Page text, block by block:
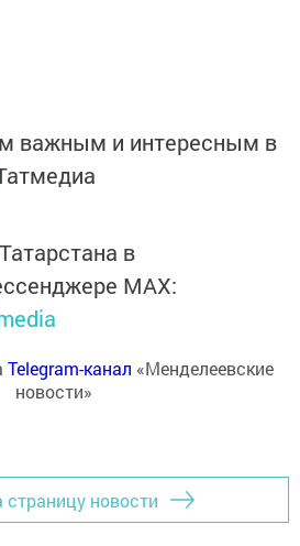
важным и интересным в
в
MАХ:
Telegram-канал «Менделеевские
новости»
страницу новости